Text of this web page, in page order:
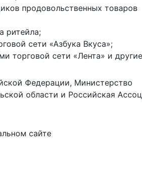
продовольственных товаров
ритейла;
сети «Азбука Вкуса»;
торговой сети «Лента» и
Федерации, Министерство
области и Российская
сайте